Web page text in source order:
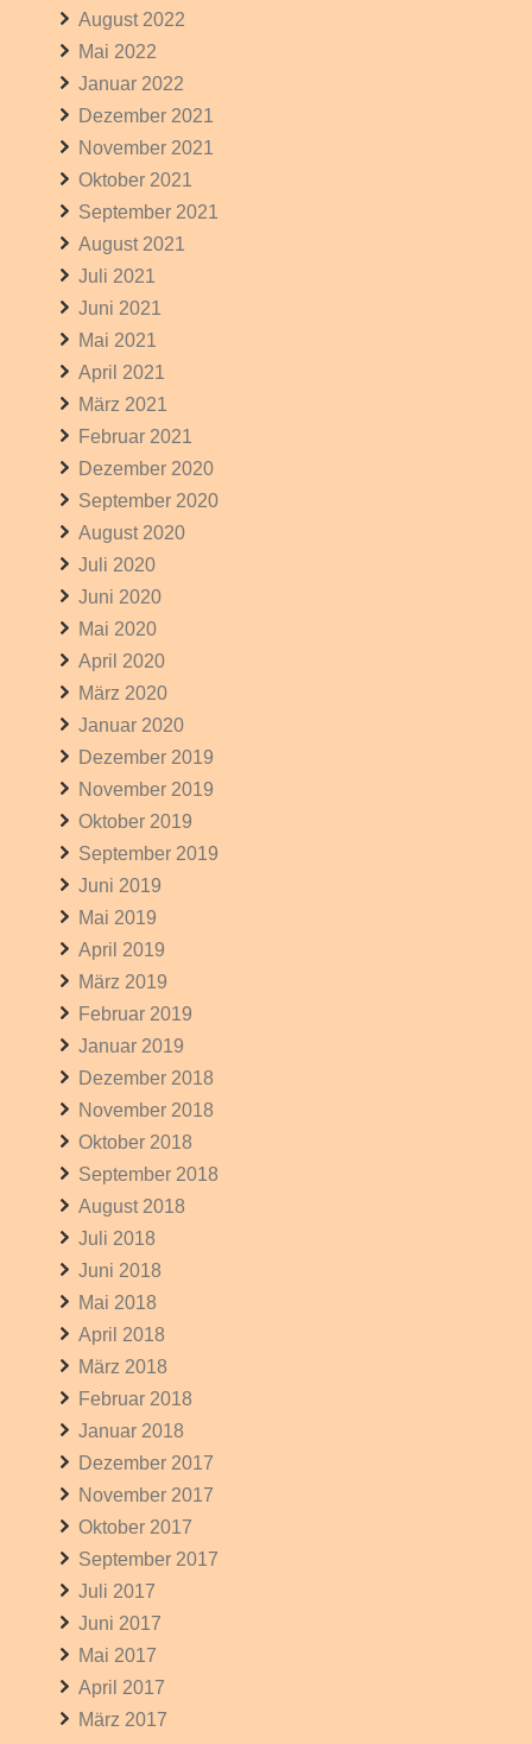
August 2022
Mai 2022
Januar 2022
Dezember 2021
November 2021
Oktober 2021
September 2021
August 2021
Juli 2021
Juni 2021
Mai 2021
April 2021
März 2021
Februar 2021
Dezember 2020
September 2020
August 2020
Juli 2020
Juni 2020
Mai 2020
April 2020
März 2020
Januar 2020
Dezember 2019
November 2019
Oktober 2019
September 2019
Juni 2019
Mai 2019
April 2019
März 2019
Februar 2019
Januar 2019
Dezember 2018
November 2018
Oktober 2018
September 2018
August 2018
Juli 2018
Juni 2018
Mai 2018
April 2018
März 2018
Februar 2018
Januar 2018
Dezember 2017
November 2017
Oktober 2017
September 2017
Juli 2017
Juni 2017
Mai 2017
April 2017
März 2017